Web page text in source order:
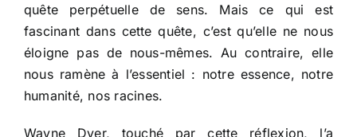
quête perpétuelle de sens. Mais ce qui est
fascinant dans cette quête, c’est qu’elle ne nous
éloigne pas de nous-mêmes. Au contraire, elle
nous ramène à l’essentiel : notre essence, notre
humanité, nos racines.
Wayne Dyer, touché par cette réflexion, l’a